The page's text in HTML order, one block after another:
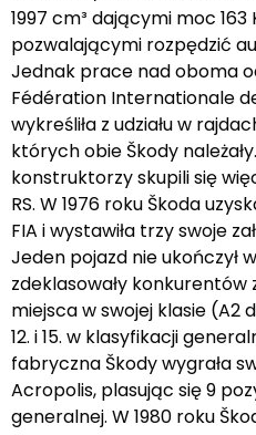
1997 cm³ dającymi moc
pozwalającymi rozpędzić
Jednak prace nad oboma
Fédération Internationale
wykreśliła z udziału w
których obie Škody
konstruktorzy skupili się
RS. W 1976 roku Škoda
FIA i wystawiła trzy swoje
Jeden pojazd nie ukończył
zdeklasowały
miejsca w swojej klasie (A2
12. i 15. w klasyfikacji
fabryczna Škody wygrała
Acropolis, plasując się 9
generalnej. W 1980 roku